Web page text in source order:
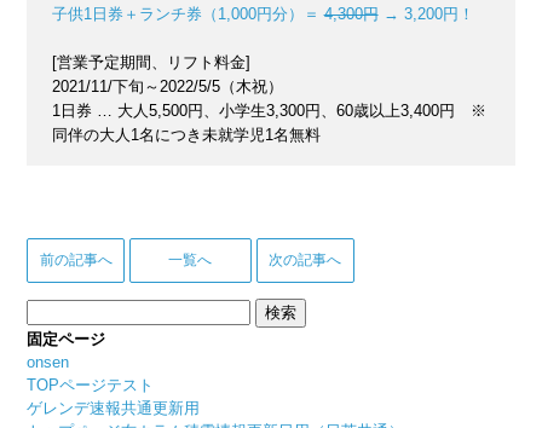
子供1日券＋ランチ券（1,000円分）＝4,300円→ 3,200円！
[営業予定期間、リフト料金]
2021/11/下旬～2022/5/5（木祝）
1日券 … 大人5,500円、小学生3,300円、60歳以上3,400円 ※
同伴の大人1名につき未就学児1名無料
前の記事へ 一覧へ 次の記事へ
索:
固定ページ
onsen
TOPページテスト
ゲレンデ速報共通更新用